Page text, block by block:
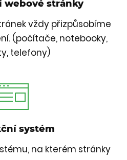
webové stránky
vždy přizpůsobíme
(počítače, notebooky,
telefony)
systém
na kterém stránky